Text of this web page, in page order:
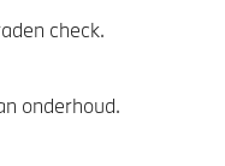
check.
onderhoud.